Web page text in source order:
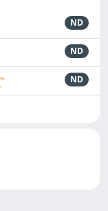
ND
ND
ND